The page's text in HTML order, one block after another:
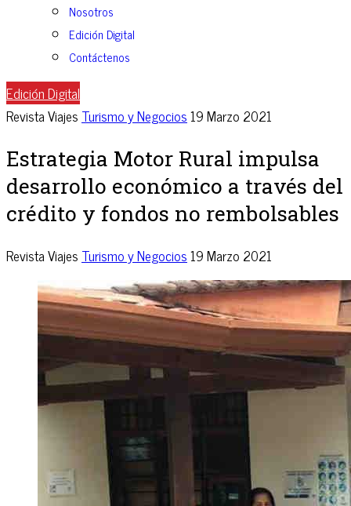
Nosotros
Edición Digital
Contáctenos
Edición Digital
Revista Viajes Turismo y Negocios19 Marzo 2021
Estrategia Motor Rural impulsa
desarrollo económico a través del
crédito y fondos no rembolsables
Revista Viajes Turismo y Negocios19 Marzo 2021